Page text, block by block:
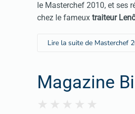
le Masterchef 2010, et ses
chez le fameuxtraiteur
Lire la suite de Masterchef
Magazine